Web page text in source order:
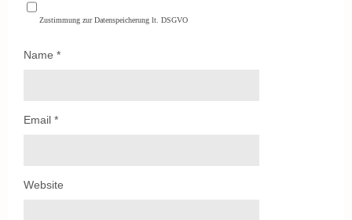
Zustimmung zur Datenspeicherung lt. DSGVO
Name *
Email *
Website